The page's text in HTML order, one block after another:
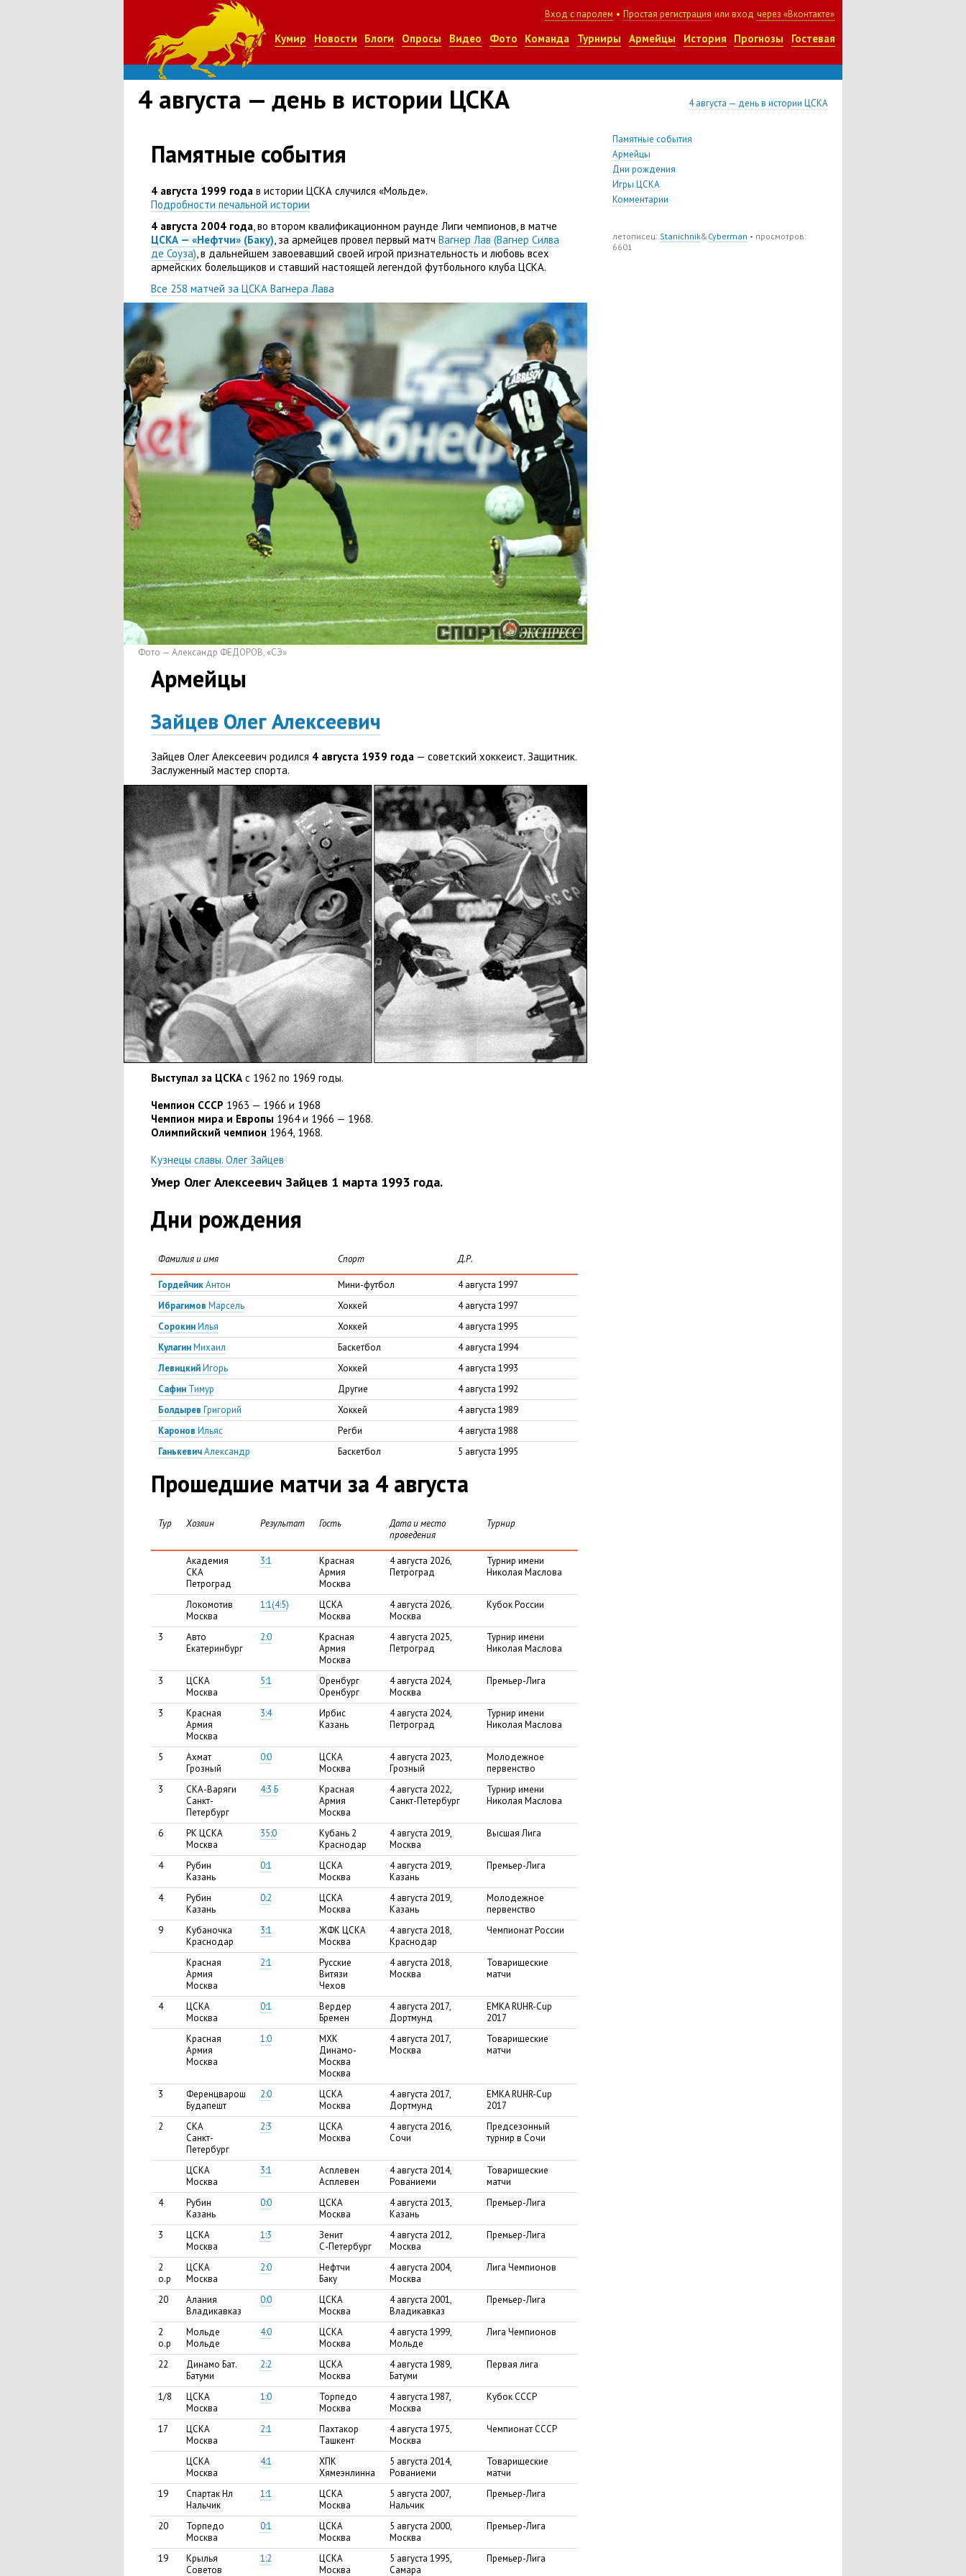
Вход с паролем • Простая регистрация или вход через «Вконтакте»
Кумир Новости Блоги Опросы Видео Фото Команда Турниры Армейцы История Прогнозы Гостевая
4 августа — день в истории ЦСКА 4 августа — день в истории ЦСКА
Памятные события
4 августа 1999 года в истории ЦСКА случился «Мольде».
Подробности печальной истории
4 августа 2004 года, во втором квалификационном раунде Лиги чемпионов, в матче
ЦСКА — «Нефтчи» (Баку), за армейцев провел первый матч Вагнер Лав (Вагнер Силва
де Соуза), в дальнейшем завоевавший своей игрой признательность и любовь всех
армейских болельщиков и ставший настоящей легендой футбольного клуба ЦСКА.
Все 258 матчей за ЦСКА Вагнера Лава
Фото — Александр ФЕДОРОВ,«СЭ»
Армейцы
Зайцев Олег Алексеевич
Зайцев Олег Алексеевич родился 4 августа 1939 года — советский хоккеист. Защитник.
Заслуженный мастер спорта.
Выступал за ЦСКА с 1962 по 1969 годы.
Чемпион СССР 1963 — 1966 и 1968
Чемпион мира и Европы 1964 и 1966 — 1968.
Олимпийский чемпион 1964, 1968.
Кузнецы славы. Олег Зайцев
Умер Олег Алексеевич Зайцев 1 марта 1993 года.
Дни рождения
Фамилия и имя Спорт Д.Р.
ГордейчикАнтон Мини-футбол
4 августа 1997
Ибрагимов Марсель Хоккей
4 августа 1997
СорокинИлья Хоккей
4 августа 1995
КулагинМихаил Баскетбол
4 августа 1994
ЛевицкийИгорь Хоккей
4 августа 1993
Сафин Тимур Другие
4 августа 1992
Болдырев Григорий Хоккей
4 августа 1989
Каронов Ильяс Регби
4 августа 1988
ГанькевичАлександр Баскетбол 5 августа 1995
Прошедшие матчи за 4 августа
Тур Хозяин Результат Гость
Дата и место
проведения
Турнир
Академия
СКА
Петроград
3:1
Красная
Армия
Москва
4 августа 2026,
Петроград
Турнир имени
Николая Маслова
Локомотив
Москва
1:1(4:5)
ЦСКА
Москва
4 августа 2026,
Москва
Кубок России
3
Авто
Екатеринбург
2:0
Красная
Армия
Москва
4 августа 2025,
Петроград
Турнир имени
Николая Маслова
3
ЦСКА
Москва
5:1
Оренбург
Оренбург
4 августа 2024,
Москва
Премьер-Лига
3
Красная
Армия
Москва
3:4
Ирбис
Казань
4 августа 2024,
Петроград
Турнир имени
Николая Маслова
5
Ахмат
Грозный
0:0
ЦСКА
Москва
4 августа 2023,
Грозный
Молодежное
первенство
3
СКА-Варяги
Санкт-
Петербург
4:3 Б
Красная
Армия
Москва
4 августа 2022,
Санкт-Петербург
Турнир имени
Николая Маслова
6
РК ЦСКА
Москва
35:0
Кубань 2
Краснодар
4 августа 2019,
Москва
Высшая Лига
4
Рубин
Казань
0:1
ЦСКА
Москва
4 августа 2019,
Казань
Премьер-Лига
4
Рубин
Казань
0:2
ЦСКА
Москва
4 августа 2019,
Казань
Молодежное
первенство
9
Кубаночка
Краснодар
3:1
ЖФК ЦСКА
Москва
4 августа 2018,
Краснодар
Чемпионат России
Красная
Армия
Москва
2:1
Русские
Витязи
Чехов
4 августа 2018,
Москва
Товарищеские
матчи
4
ЦСКА
Москва
0:1
Вердер
Бремен
4 августа 2017,
Дортмунд
EMKA RUHR-Cup
2017
Красная
Армия
Москва
1:0
МХК
Динамо-
Москва
Москва
4 августа 2017,
Москва
Товарищеские
матчи
3
Ференцварош
Будапешт
2:0
ЦСКА
Москва
4 августа 2017,
Дортмунд
EMKA RUHR-Cup
2017
2
СКА
Санкт-
Петербург
2:3
ЦСКА
Москва
4 августа 2016,
Сочи
Предсезонный
турнир в Сочи
ЦСКА
Москва
3:1
Асплевен
Асплевен
4 августа 2014,
Рованиеми
Товарищеские
матчи
4
Рубин
Казань
0:0
ЦСКА
Москва
4 августа 2013,
Казань
Премьер-Лига
3
ЦСКА
Москва
1:3
Зенит
С-Петербург
4 августа 2012,
Москва
Премьер-Лига
2
о.р
ЦСКА
Москва
2:0
Нефтчи
Баку
4 августа 2004,
Москва
Лига Чемпионов
20
Алания
Владикавказ
0:0
ЦСКА
Москва
4 августа 2001,
Владикавказ
Премьер-Лига
2
о.р
Мольде
Мольде
4:0
ЦСКА
Москва
4 августа 1999,
Мольде
Лига Чемпионов
22
Динамо Бат.
Батуми
2:2
ЦСКА
Москва
4 августа 1989,
Батуми
Первая лига
1/8
ЦСКА
Москва
1:0
Торпедо
Москва
4 августа 1987,
Москва
Кубок СССР
17
ЦСКА
Москва
2:1
Пахтакор
Ташкент
4 августа 1975,
Москва
Чемпионат СССР
ЦСКА
Москва
4:1
ХПК
Хямеэнлинна
5 августа 2014,
Рованиеми
Товарищеские
матчи
19
Спартак Нл
Нальчик
1:1
ЦСКА
Москва
5 августа 2007,
Нальчик
Премьер-Лига
20
Торпедо
Москва
0:1
ЦСКА
Москва
5 августа 2000,
Москва
Премьер-Лига
19
Крылья
Советов
1:2
ЦСКА
Москва
5 августа 1995,
Самара
Премьер-Лига
Памятные события
Армейцы
Дни рождения
Игры ЦСКА
Комментарии
летописец: Stanichnik&Cyberman • просмотров:
6601